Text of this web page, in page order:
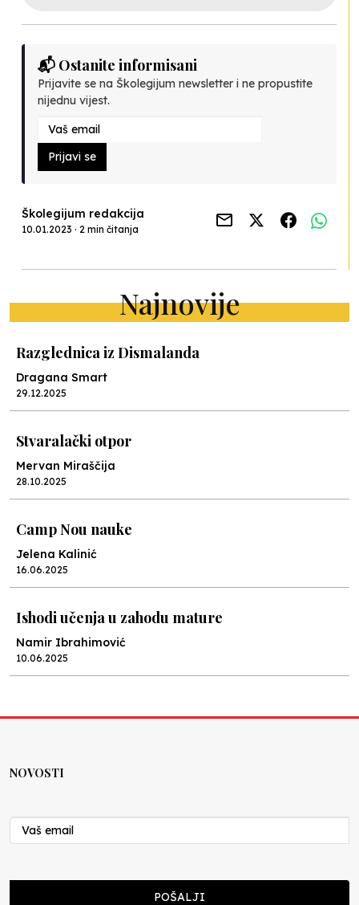
📬 Ostanite informisani
Prijavite se na Školegijum newsletter i ne propustite
nijednu vijest.
Prijavi se
Školegijum redakcija
10.01.2023 · 2 min čitanja
Najnovije
Razglednica iz Dismalanda
Dragana Smart
29.12.2025
Stvaralački otpor
Mervan Miraščija
28.10.2025
Camp Nou nauke
Jelena Kalinić
16.06.2025
Ishodi učenja u zahodu mature
Namir Ibrahimović
10.06.2025
Nenad Veličković
29.10.2024
Cuke i djeca
NOVOSTI
POŠALJI